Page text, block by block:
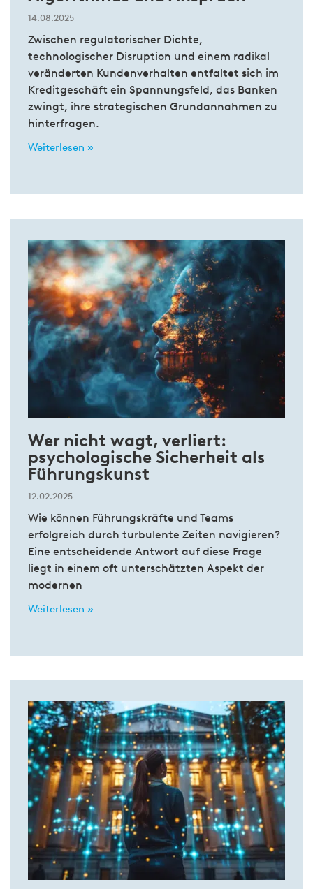
14.08.2025
Zwischen regulatorischer Dichte,
technologischer Disruption und einem radikal
veränderten Kundenverhalten entfaltet sich im
Kreditgeschäft ein Spannungsfeld, das Banken
zwingt, ihre strategischen Grundannahmen zu
hinterfragen.
Weiterlesen »
Wer nicht wagt, verliert:
psychologische Sicherheit als
Führungskunst
12.02.2025
Wie können Führungskräfte und Teams
erfolgreich durch turbulente Zeiten navigieren?
Eine entscheidende Antwort auf diese Frage
liegt in einem oft unterschätzten Aspekt der
modernen
Weiterlesen »